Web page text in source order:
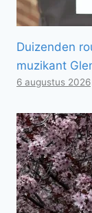
Duizenden
muzikant
6 augustus 2026